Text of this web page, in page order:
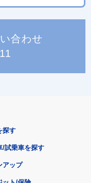
合わせ
探す
/試乗車を探す
アップ